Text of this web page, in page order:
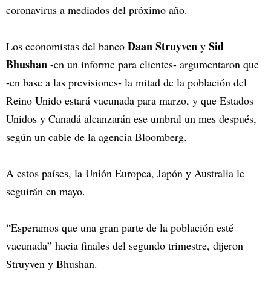
coronavirus a mediados del próximo año.
Los economistas del banco Daan Struyven y Sid
Bhushan -en un informe para clientes- argumentaron que
-en base a las previsiones- la mitad de la población del
Reino Unido estará vacunada para marzo, y que Estados
Unidos y Canadá alcanzarán ese umbral un mes después,
según un cable de la agencia Bloomberg.
A estos países, la Unión Europea, Japón y Australia le
seguirán en mayo.
“Esperamos que una gran parte de la población esté
vacunada” hacia finales del segundo trimestre, dijeron
Struyven y Bhushan.